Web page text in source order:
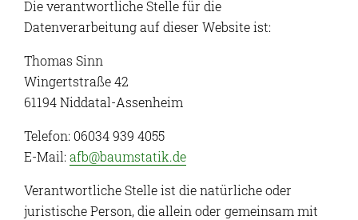
Die verantwortliche Stelle für die
Datenverarbeitung auf dieser Website ist:
Thomas Sinn
Wingertstraße 42
61194 Niddatal-Assenheim
Telefon: 06034 939 4055
E-Mail: afb@baumstatik.de
Verantwortliche Stelle ist die natürliche oder
juristische Person, die allein oder gemeinsam mit